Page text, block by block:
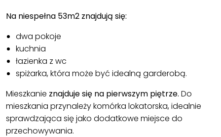
Na niespełna 53m2 znajdują się:
dwa pokoje
kuchnia
łazienka z wc
spiżarka, która może być idealną garderobą.
Mieszkanie znajduje się na pierwszym piętrze. Do
mieszkania przynależy komórka lokatorska, idealnie
sprawdzająca się jako dodatkowe miejsce do
przechowywania.